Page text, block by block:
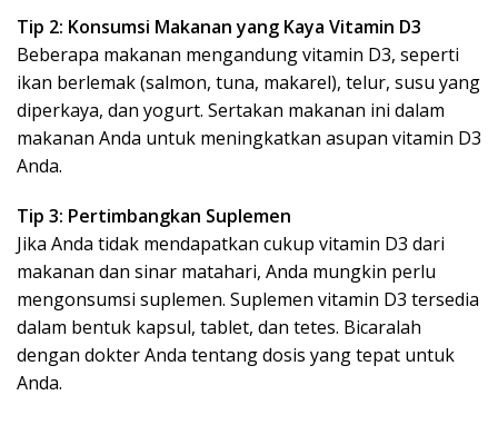
Tip 2: Konsumsi Makanan yang Kaya Vitamin D3
Beberapa makanan mengandung vitamin D3, seperti
ikan berlemak (salmon, tuna, makarel), telur, susu yang
diperkaya, dan yogurt. Sertakan makanan ini dalam
makanan Anda untuk meningkatkan asupan vitamin D3
Anda.
Tip 3: Pertimbangkan Suplemen
Jika Anda tidak mendapatkan cukup vitamin D3 dari
makanan dan sinar matahari, Anda mungkin perlu
mengonsumsi suplemen. Suplemen vitamin D3 tersedia
dalam bentuk kapsul, tablet, dan tetes. Bicaralah
dengan dokter Anda tentang dosis yang tepat untuk
Anda.